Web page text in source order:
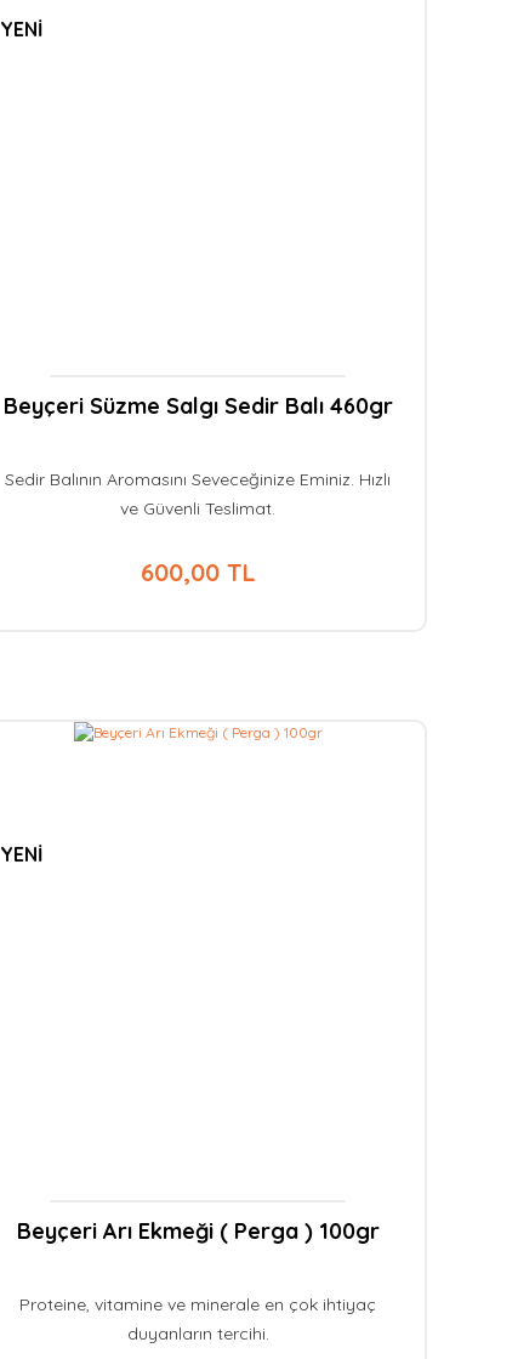
YENİ
Beyçeri Süzme Salgı Sedir Balı 460gr
Sedir Balının Aromasını Seveceğinize Eminiz. Hızlı
ve Güvenli Teslimat.
600,00 TL
YENİ
Beyçeri Arı Ekmeği ( Perga ) 100gr
Proteine, vitamine ve minerale en çok ihtiyaç
duyanların tercihi.